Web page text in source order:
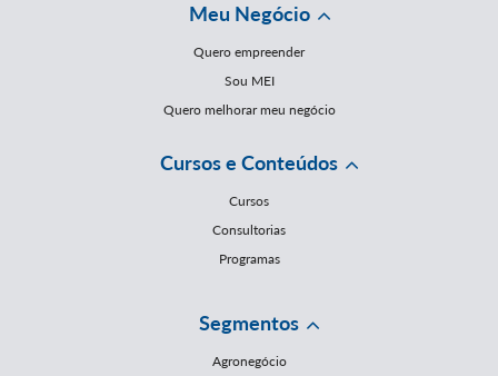
Meu Negócio
Quero empreender
Sou MEI
Quero melhorar meu negócio
Cursos e Conteúdos
Cursos
Consultorias
Programas
Segmentos
Agronegócio